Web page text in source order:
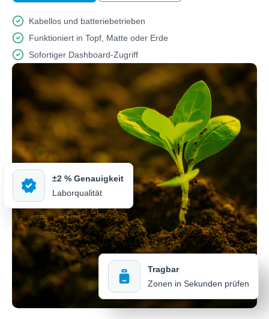
Kabellos und batteriebetrieben
Funktioniert in Topf, Matte oder Erde
Sofortiger Dashboard-Zugriff
±2 % Genauigkeit
Laborqualität
Tragbar
Zonen in Sekunden prüfen